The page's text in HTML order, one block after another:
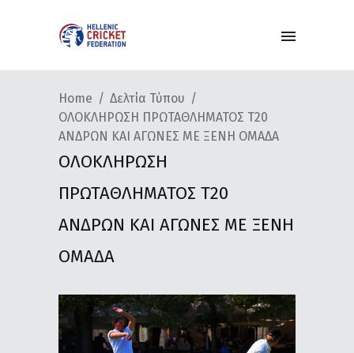
Home
Δελτία Τύπου
ΟΛΟΚΛΗΡΩΣΗ ΠΡΩΤΑΘΛΗΜΑΤΟΣ Τ20
ΑΝΔΡΩΝ ΚΑΙ ΑΓΩΝΕΣ ΜΕ ΞΕΝΗ ΟΜΑΔΑ
ΟΛΟΚΛΗΡΩΣΗ
ΠΡΩΤΑΘΛΗΜΑΤΟΣ Τ20
ΑΝΔΡΩΝ ΚΑΙ ΑΓΩΝΕΣ ΜΕ ΞΕΝΗ
ΟΜΑΔΑ